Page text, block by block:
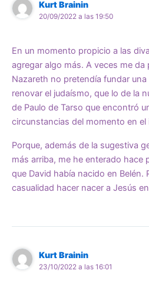
Kurt Brainin
20/09/2022 a las 19:50
En un momento propicio a las
agregar algo más. A veces me
Nazareth no pretendía fundar
renovar el judaísmo, que lo de la
de Paulo de Tarso que encontró
circunstancias del momento en el
Porque, además de la sugestiva
más arriba, me he enterado hace
que David había nacido en Belén.
casualidad hacer nacer a Jesús
Kurt Brainin
23/10/2022 a las 16:01